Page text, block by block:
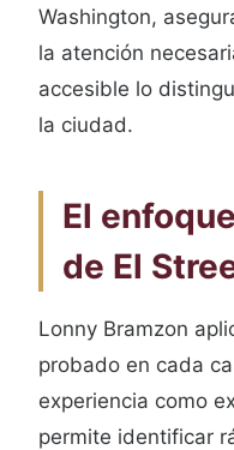
Washington,
la atención
accesible lo
la ciudad.
El
de El
Lonny Bramzon
probado en cada
experiencia como
permite identificar